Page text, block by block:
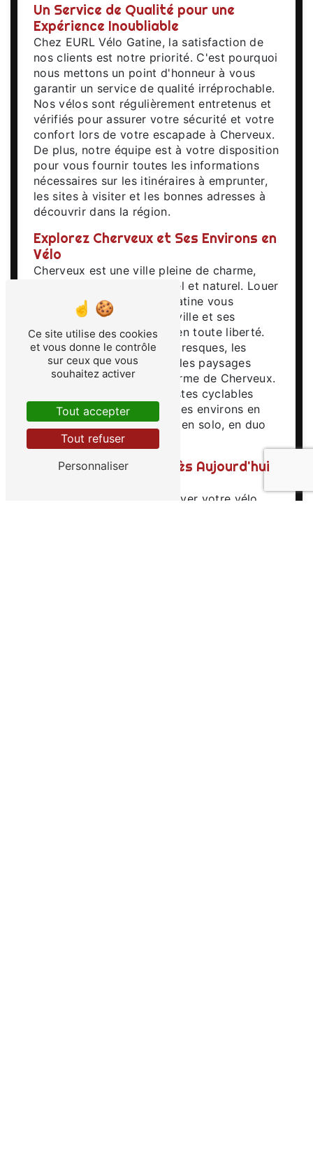
Un Service de Qualité pour une
Expérience Inoubliable
Chez EURL Vélo Gatine, la satisfaction de
nos clients est notre priorité. C'est pourquoi
nous mettons un point d'honneur à vous
garantir un service de qualité irréprochable.
Nos vélos sont régulièrement entretenus et
vérifiés pour assurer votre sécurité et votre
confort lors de votre escapade à Cherveux.
De plus, notre équipe est à votre disposition
pour vous fournir toutes les informations
nécessaires sur les itinéraires à emprunter,
les sites à visiter et les bonnes adresses à
découvrir dans la région.
Explorez Cherveux et Ses Environs en
Vélo
Cherveux est une ville pleine de charme,
riche en patrimoine culturel et naturel. Louer
un vélo chez EURL Vélo Gatine vous
permettra de parcourir la ville et ses
alentours à votre rythme, en toute liberté.
Découvrez les ruelles pittoresques, les
monuments historiques et les paysages
verdoyants qui font le charme de Cherveux.
Profitez également des pistes cyclables
aménagées pour explorer les environs en
toute sécurité, que ce soit en solo, en duo
ou en groupe.
Réservez Votre Vélo dès Aujourd'hui
N'attendez plus pour réserver votre vélo
Ce site utilise des cookies
et vous donne le contrôle
sur ceux que vous
souhaitez activer
Tout accepter
Tout refuser
Personnaliser